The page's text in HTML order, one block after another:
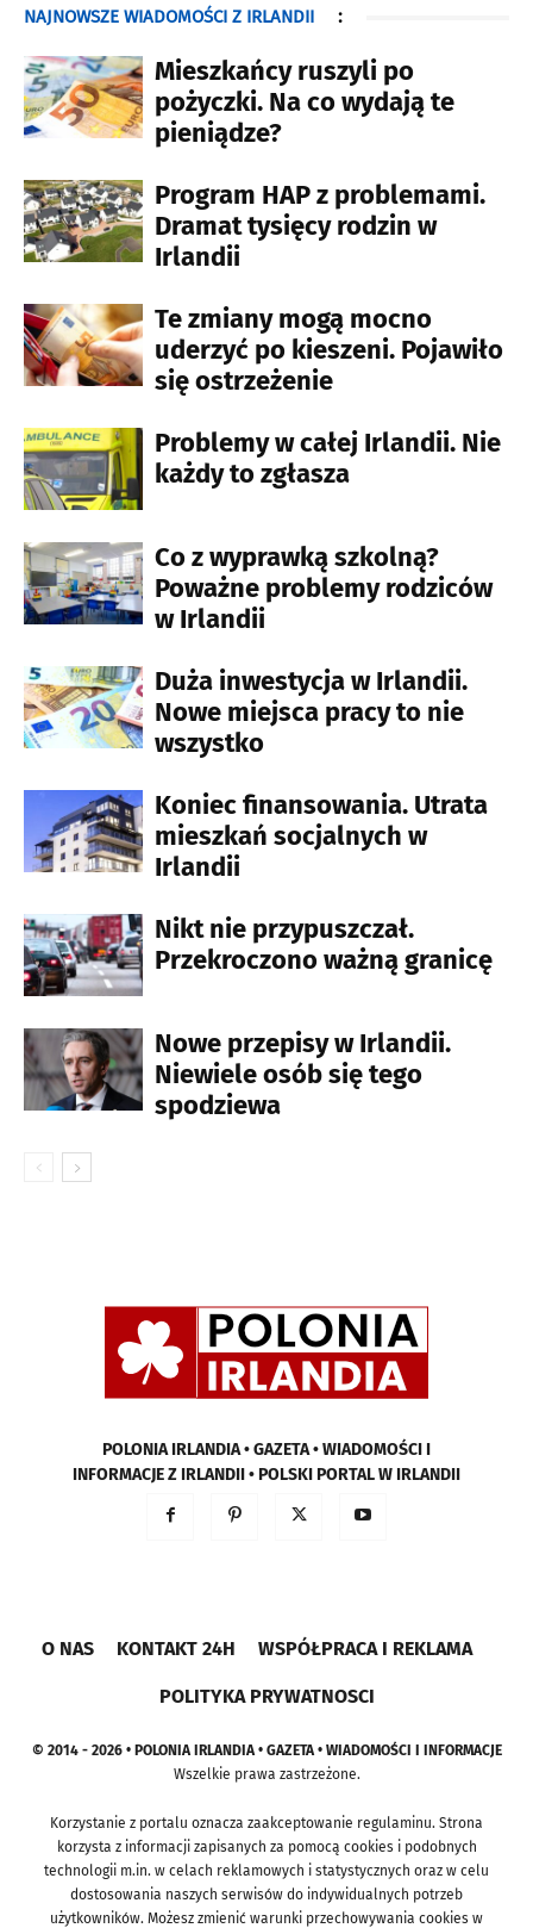
NAJNOWSZE WIADOMOŚCI Z IRLANDII :
Mieszkańcy ruszyli po
pożyczki. Na co wydają te
pieniądze?
Program HAP z problemami.
Dramat tysięcy rodzin w
Irlandii
Te zmiany mogą mocno
uderzyć po kieszeni. Pojawiło
się ostrzeżenie
Problemy w całej Irlandii. Nie
każdy to zgłasza
Co z wyprawką szkolną?
Poważne problemy rodziców
w Irlandii
Duża inwestycja w Irlandii.
Nowe miejsca pracy to nie
wszystko
Koniec finansowania. Utrata
mieszkań socjalnych w
Irlandii
Nikt nie przypuszczał.
Przekroczono ważną granicę
Nowe przepisy w Irlandii.
Niewiele osób się tego
spodziewa
POLONIA IRLANDIA • GAZETA • WIADOMOŚCI I
INFORMACJE Z IRLANDII • POLSKI PORTAL W IRLANDII
O NAS KONTAKT 24H WSPÓŁPRACA I REKLAMA
POLITYKA PRYWATNOSCI
© 2014 - 2026 • POLONIA IRLANDIA • GAZETA • WIADOMOŚCI I INFORMACJE
Wszelkie prawa zastrzeżone.
Korzystanie z portalu oznacza zaakceptowanie regulaminu. Strona
korzysta z informacji zapisanych za pomocą cookies i podobnych
technologii m.in. w celach reklamowych i statystycznych oraz w celu
dostosowania naszych serwisów do indywidualnych potrzeb
użytkowników. Możesz zmienić warunki przechowywania cookies w